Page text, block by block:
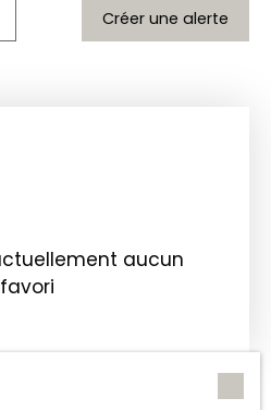
Créer une alerte
aucun
favori